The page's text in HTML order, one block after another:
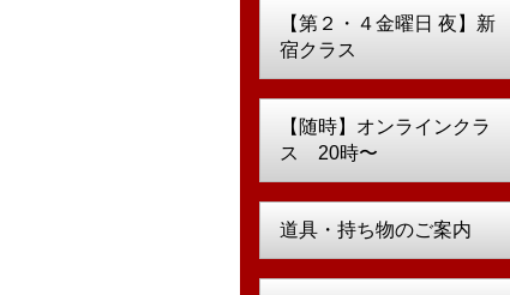
【第２・４金曜日 夜】新
宿クラス
【随時】オンラインクラ
ス 20時〜
道具・持ち物のご案内